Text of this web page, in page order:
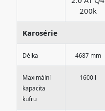
200k
Karosérie
Délka 4687 mm
Maximální
kapacita
kufru
1600 l